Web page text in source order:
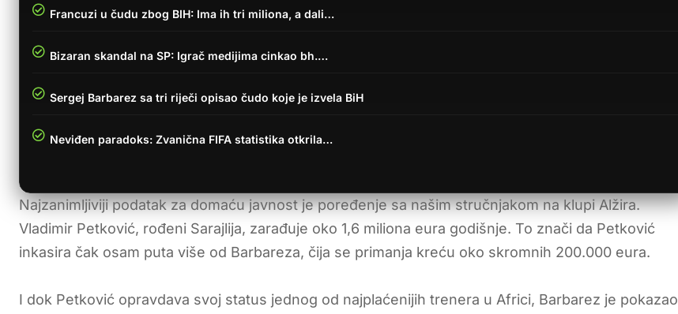
Francuzi u čudu zbog BIH: Ima ih tri miliona, a dali…
Bizaran skandal na SP: Igrač medijima cinkao bh.…
Sergej Barbarez sa tri riječi opisao čudo koje je izvela BiH
Neviđen paradoks: Zvanična FIFA statistika otkrila…
Najzanimljiviji podatak za domaću javnost je poređenje sa našim stručnjakom na klupi Alžira.
Vladimir Petković, rođeni Sarajlija, zarađuje oko 1,6 miliona eura godišnje. To znači da Petković
inkasira čak osam puta više od Barbareza, čija se primanja kreću oko skromnih 200.000 eura.
I dok Petković opravdava svoj status jednog od najplaćenijih trenera u Africi, Barbarez je pokazao